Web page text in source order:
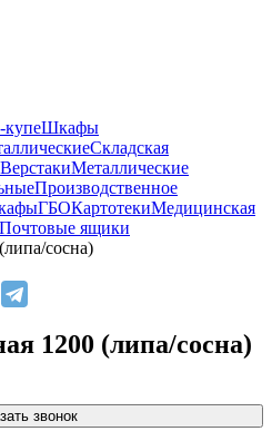
купеШкафы
Складская
ВерстакиМеталлические
Производственное
ГБОКартотекиМедицинская
Почтовые ящики
сосна)
1200 (липа/сосна)
звонок